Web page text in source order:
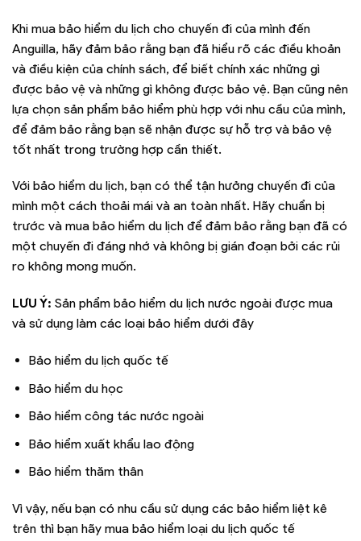
Khi mua bảo hiểm du lịch cho chuyến đi của mình đến
Anguilla, hãy đảm bảo rằng bạn đã hiểu rõ các điều khoản
và điều kiện của chính sách, để biết chính xác những gì
được bảo vệ và những gì không được bảo vệ. Bạn cũng nên
lựa chọn sản phẩm bảo hiểm phù hợp với nhu cầu của mình,
để đảm bảo rằng bạn sẽ nhận được sự hỗ trợ và bảo vệ
tốt nhất trong trường hợp cần thiết.
Với bảo hiểm du lịch, bạn có thể tận hưởng chuyến đi của
mình một cách thoải mái và an toàn nhất. Hãy chuẩn bị
trước và mua bảo hiểm du lịch để đảm bảo rằng bạn đã có
một chuyến đi đáng nhớ và không bị gián đoạn bởi các rủi
ro không mong muốn.
LƯU Ý: Sản phẩm bảo hiểm du lịch nước ngoài được mua
và sử dụng làm các loại bảo hiểm dưới đây
Bảo hiểm du lịch quốc tế
Bảo hiểm du học
Bảo hiểm công tác nước ngoài
Bảo hiểm xuất khẩu lao động
Bảo hiểm thăm thân
Vì vậy, nếu bạn có nhu cầu sử dụng các bảo hiểm liệt kê
trên thì bạn hãy mua bảo hiểm loại du lịch quốc tế